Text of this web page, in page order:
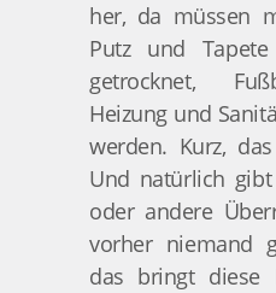
her, da müssen
Putz und
getrocknet,
Heizung und
werden. Kurz,
Und natürlich
oder andere
vorher niemand
das bringt diese